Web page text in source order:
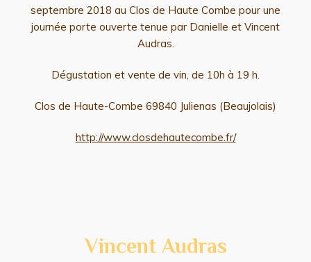
septembre 2018 au Clos de Haute Combe pour une
journée porte ouverte tenue par Danielle et Vincent
Audras.
Dégustation et vente de vin, de 10h à 19 h.
Clos de Haute-Combe 69840 Julienas (Beaujolais)
http://www.closdehautecombe.fr/
Vincent Audras